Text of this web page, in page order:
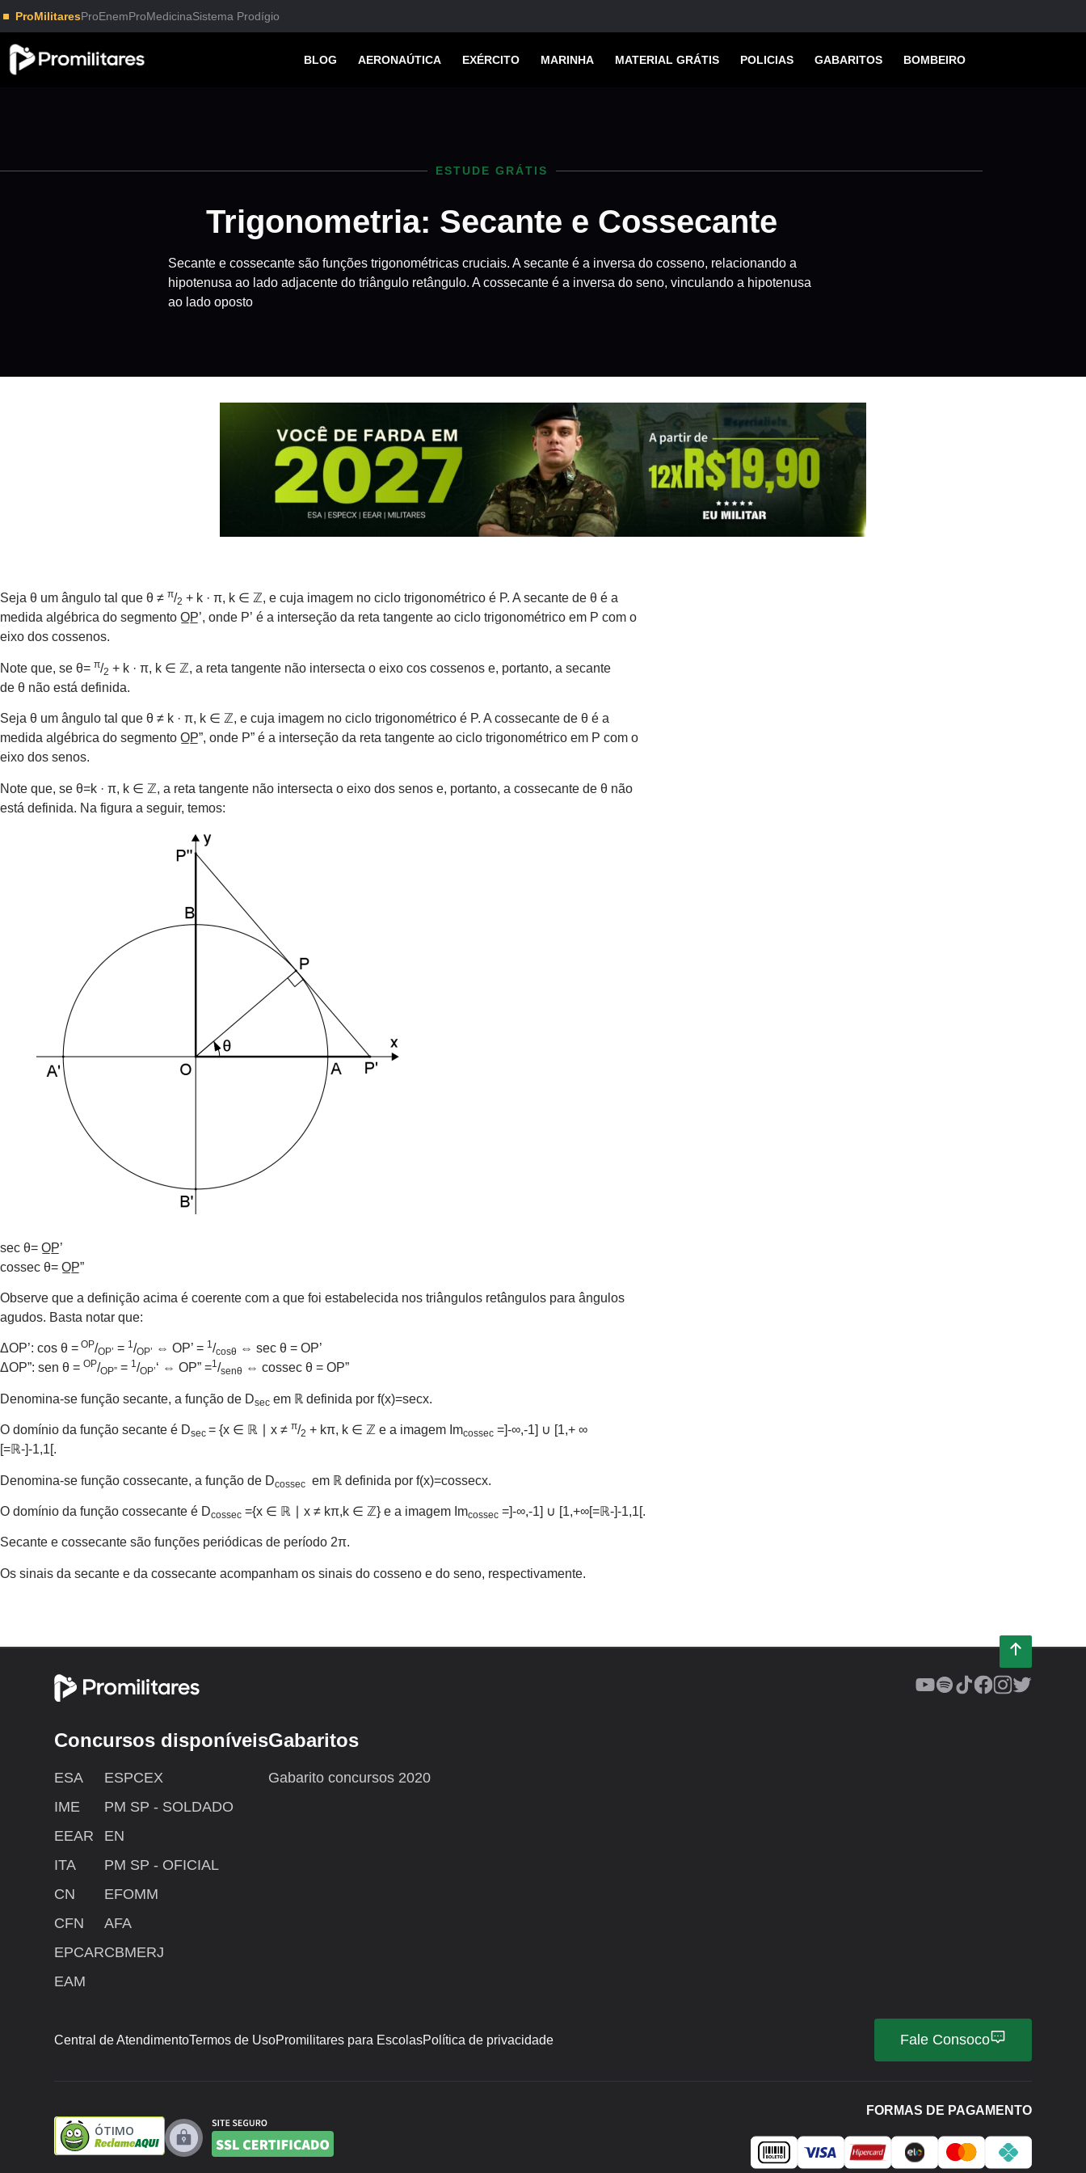
ProMilitaresProEnemProMedicinaSistema Prodígio
BLOG AERONAÚTICA EXÉRCITO MARINHA MATERIAL GRÁTIS POLICIAS GABARITOS BOMBEIRO
ESTUDE GRÁTIS
Trigonometria: Secante e Cossecante
Secante e cossecante são funções trigonométricas cruciais. A secante é a inversa do cosseno, relacionando a
hipotenusa ao lado adjacente do triângulo retângulo. A cossecante é a inversa do seno, vinculando a hipotenusa
ao lado oposto
Seja θ um ângulo tal que θ ≠ π/2 + k · π, k ∈ ℤ, e cuja imagem no ciclo trigonométrico é P. A secante de θ é a
medida algébrica do segmento O̲P̲’, onde P’ é a interseção da reta tangente ao ciclo trigonométrico em P com o
eixo dos cossenos.
Note que, se θ= π/2 + k · π, k ∈ ℤ, a reta tangente não intersecta o eixo cos cossenos e, portanto, a secante
de θ não está definida.
Seja θ um ângulo tal que θ ≠ k · π, k ∈ ℤ, e cuja imagem no ciclo trigonométrico é P. A cossecante de θ é a
medida algébrica do segmento O̲P̲”, onde P” é a interseção da reta tangente ao ciclo trigonométrico em P com o
eixo dos senos.
Note que, se θ=k · π, k ∈ ℤ, a reta tangente não intersecta o eixo dos senos e, portanto, a cossecante de θ não
está definida. Na figura a seguir, temos:
sec θ= O̲P̲’
cossec θ= O̲P̲”
Observe que a definição acima é coerente com a que foi estabelecida nos triângulos retângulos para ângulos
agudos. Basta notar que:
ΔOP’: cos θ = OP/OP’ = 1/OP’ ⇔ OP’ = 1/cosθ ⇔ sec θ = OP’
ΔOP”: sen θ = OP/OP” = 1/OP’‘ ⇔ OP” =1/senθ ⇔ cossec θ = OP”
Denomina-se função secante, a função de Dsec em ℝ definida por f(x)=secx.
O domínio da função secante é Dsec = {x ∈ ℝ ∣ x ≠ π/2 + kπ, k ∈ ℤ e a imagem Imcossec =]-∞,-1] ∪ [1,+ ∞
[=ℝ-]-1,1[.
Denomina-se função cossecante, a função de Dcossec em ℝ definida por f(x)=cossecx.
O domínio da função cossecante é Dcossec ={x ∈ ℝ ∣ x ≠ kπ,k ∈ ℤ} e a imagem Imcossec =]-∞,-1] ∪ [1,+∞[=ℝ-]-1,1[.
Secante e cossecante são funções periódicas de período 2π.
Os sinais da secante e da cossecante acompanham os sinais do cosseno e do seno, respectivamente.
Concursos disponíveis
ESA
IME
EEAR
ITA
CN
CFN
EPCAR
EAM
ESPCEX
PM SP - SOLDADO
EN
PM SP - OFICIAL
EFOMM
AFA
CBMERJ
Gabaritos
Gabarito concursos 2020
Central de AtendimentoTermos de UsoPromilitares para EscolasPolítica de privacidade Fale Consoco
ÓTIMO
FORMAS DE PAGAMENTO